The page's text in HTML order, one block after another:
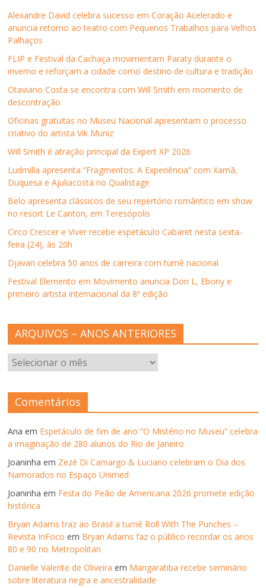
Alexandre David celebra sucesso em Coração Acelerado e
anuncia retorno ao teatro com Pequenos Trabalhos para Velhos
Palhaços
FLIP e Festival da Cachaça movimentam Paraty durante o
inverno e reforçam a cidade como destino de cultura e tradição
Otaviano Costa se encontra com Will Smith em momento de
descontração
Oficinas gratuitas no Museu Nacional apresentam o processo
criativo do artista Vik Muniz
Will Smith é atração principal da Expert XP 2026
Ludmilla apresenta “Fragmentos: A Experiência” com Xamã,
Duquesa e Ajuliacosta no Qualistage
Belo apresenta clássicos de seu repertório romântico em show
no resort Le Canton, em Teresópolis
Circo Crescer e Viver recebe espetáculo Cabaret nesta sexta-
feira (24), às 20h
Djavan celebra 50 anos de carreira com turnê nacional
Festival Elemento em Movimento anuncia Don L, Ebony e
primeiro artista internacional da 8ª edição
ARQUIVOS – ANOS ANTERIORES
ARQUIVOS
–
ANTERIORES
Comentários
Ana em Espetáculo de fim de ano “O Mistério no Museu” celebra
a imaginação de 280 alunos do Rio de Janeiro
Joaninha em Zezé Di Camargo & Luciano celebram o Dia dos
Namorados no Espaço Unimed
Joaninha em Festa do Peão de Americana 2026 promete edição
histórica
Bryan Adams traz ao Brasil a turnê Roll With The Punches –
Revista InFoco em Bryan Adams faz o público recordar os anos
80 e 90 no Metropolitan
Danielle Valente de Oliveira em Mangaratiba recebe seminário
sobre literatura negra e ancestralidade